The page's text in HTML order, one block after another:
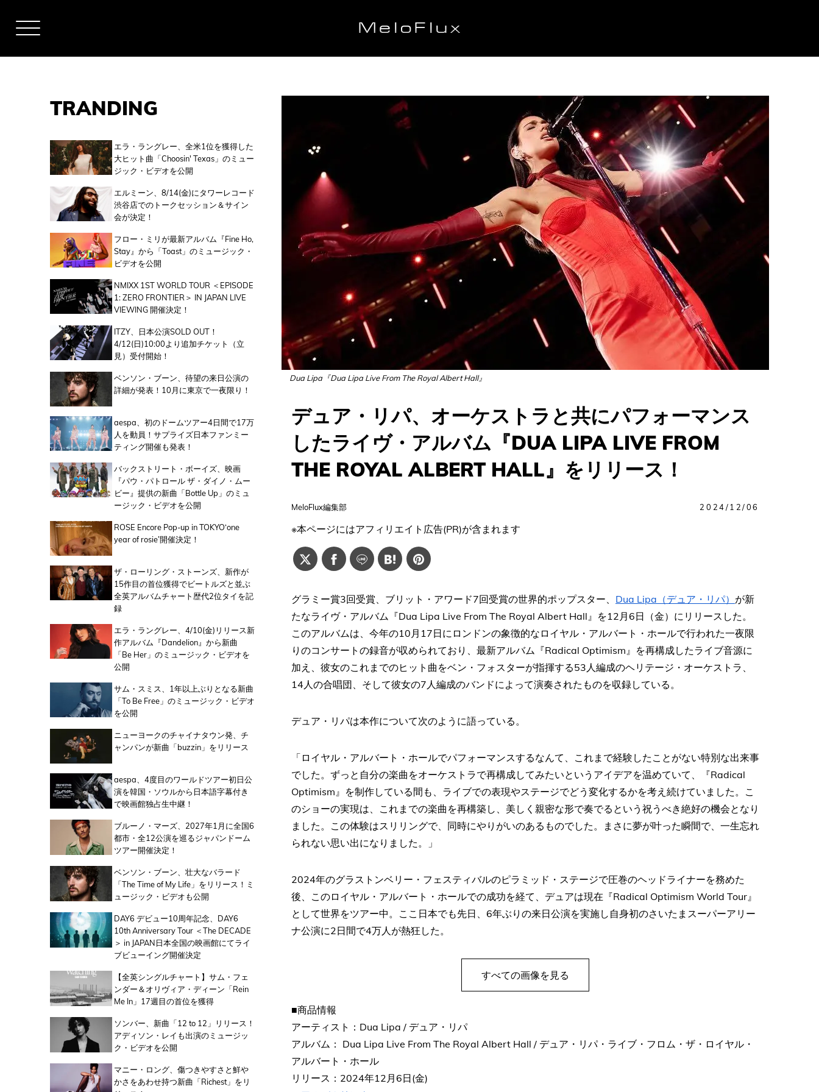
Dua Lipa『Dua Lipa Live From The Royal Albert Hall』
デュア・リパ、オーケストラと共にパフォーマンス
したライヴ・アルバム『DUA LIPA LIVE FROM
THE ROYAL ALBERT HALL』をリリース！
MeloFlux編集部 2024/12/06
※本ページにはアフィリエイト広告(PR)が含まれます
グラミー賞3回受賞、ブリット・アワード7回受賞の世界的ポップスター、 Dua Lipa（デュア・リパ） が新
たなライヴ・アルバム『Dua Lipa Live From The Royal Albert Hall』を12月6日（金）にリリースした。
このアルバムは、今年の10月17日にロンドンの象徴的なロイヤル・アルバート・ホールで行われた一夜限
りのコンサートの録音が収められており、最新アルバム『Radical Optimism』を再構成したライブ音源に
加え、彼女のこれまでのヒット曲をベン・フォスターが指揮する53人編成のヘリテージ・オーケストラ、
14人の合唱団、そして彼女の7人編成のバンドによって演奏されたものを収録している。
デュア・リパは本作について次のように語っている。
「ロイヤル・アルバート・ホールでパフォーマンスするなんて、これまで経験したことがない特別な出来事
でした。ずっと自分の楽曲をオーケストラで再構成してみたいというアイデアを温めていて、『Radical
Optimism』を制作している間も、ライブでの表現やステージでどう変化するかを考え続けていました。こ
のショーの実現は、これまでの楽曲を再構築し、美しく親密な形で奏でるという祝うべき絶好の機会となり
ました。この体験はスリリングで、同時にやりがいのあるものでした。まさに夢が叶った瞬間で、一生忘れ
られない思い出になりました。」
2024年のグラストンベリー・フェスティバルのピラミッド・ステージで圧巻のヘッドライナーを務めた
後、このロイヤル・アルバート・ホールでの成功を経て、デュアは現在『Radical Optimism World Tour』
として世界をツアー中。ここ日本でも先日、6年ぶりの来日公演を実施し自身初のさいたまスーパーアリー
ナ公演に2日間で4万人が熱狂した。
すべての画像を見る
■商品情報
アーティスト：Dua Lipa / デュア・リパ
アルバム： Dua Lipa Live From The Royal Albert Hall / デュア・リパ・ライブ・フロム・ザ・ロイヤル・
アルバート・ホール
リリース：2024年12月6日(金)
TRANDING
エラ・ラングレー、全米1位を獲得した
大ヒット曲「Choosin' Texas」のミュー
ジック・ビデオを公開
エルミーン、8/14(金)にタワーレコード
渋谷店でのトークセッション＆サイン
会が決定！
フロー・ミリが最新アルバム『Fine Ho,
Stay』から「Toast」のミュージック・
ビデオを公開
NMIXX 1ST WORLD TOUR ＜EPISODE
1: ZERO FRONTIER＞ IN JAPAN LIVE
VIEWING 開催決定！
ITZY、日本公演SOLD OUT！
4/12(日)10:00より追加チケット（立
見）受付開始！
ベンソン・ブーン、待望の来日公演の
詳細が発表！10月に東京で一夜限り！
aespa、初のドームツアー4日間で17万
人を動員！サプライズ日本ファンミー
ティング開催も発表！
バックストリート・ボーイズ、映画
『パウ・パトロール ザ・ダイノ・ムー
ビー』提供の新曲「Bottle Up」のミュ
ージック・ビデオを公開
ROSE Encore Pop-up in TOKYO‘one
year of rosie’開催決定！
ザ・ローリング・ストーンズ、新作が
15作目の首位獲得でビートルズと並ぶ
全英アルバムチャート歴代2位タイを記
録
エラ・ラングレー、4/10(金)リリース新
作アルバム『Dandelion』から新曲
「Be Her」のミュージック・ビデオを
公開
サム・スミス、1年以上ぶりとなる新曲
「To Be Free」のミュージック・ビデオ
を公開
ニューヨークのチャイナタウン発、チ
ャンパンが新曲「buzzin」をリリース
aespa、4度目のワールドツアー初日公
演を韓国・ソウルから日本語字幕付き
で映画館独占生中継！
ブルーノ・マーズ、2027年1月に全国6
都市・全12公演を巡るジャパンドーム
ツアー開催決定！
ベンソン・ブーン、壮大なバラード
「The Time of My Life」をリリース！ミ
ュージック・ビデオも公開
DAY6 デビュー10周年記念、DAY6
10th Anniversary Tour ＜The DECADE
＞ in JAPAN日本全国の映画館にてライ
ブビューイング開催決定
【全英シングルチャート】サム・フェ
ンダー＆オリヴィア・ディーン「Rein
Me In」17週目の首位を獲得
ソンバー、新曲「12 to 12」リリース！
アディソン・レイも出演のミュージッ
ク・ビデオを公開
マニー・ロング、傷つきやすさと鮮や
かさをあわせ持つ新曲「Richest」をリ